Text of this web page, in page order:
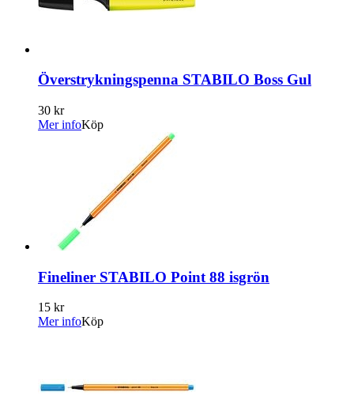
Överstrykningspenna STABILO Boss Gul
30 kr
Mer infoKöp
Fineliner STABILO Point 88 isgrön
15 kr
Mer infoKöp